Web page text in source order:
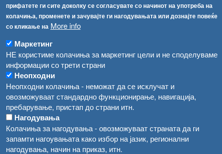
прифатете ги сите доколку се согласувате со начинот на употреба на
колачиња, променете и зачувајте ги нагодувањата или дознајте повеќе
со кликање на More info
Маркетинг
НЕ користиме колачиња за маркетинг цели и не споделуваме
информации со трети страни
Неопходни
Неопходни колачиња - неможат да се исклучат и
овозможуваат стандардно функционирање, навигација,
пребарување, пристап до страни итн.
Нагодувања
Колачиња за нагодувања - овозможуваат страната да ги
запамти нагоувањата како избор на јазик, регионални
нагодувања, начин на приказ, итн.
[АХВ-претходна страна]
Соопштенија
Водата во Гостивар може да се користи како техничка, продолжува испораката на флаширана вода
Во Гостивар спроведени 70 вонредни контроли
Забраната за водата во Гостивар останува на сила, операторите да користат само технички безбедна вода
Забранета за пиење водата од гостиварскиот водовод
Навигација
Регистри
Обрасци
Забрани
Огласи